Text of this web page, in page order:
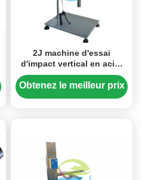
2J machine d'essai
d'impact vertical en acier
inoxydable.
Obtenez le meilleur prix